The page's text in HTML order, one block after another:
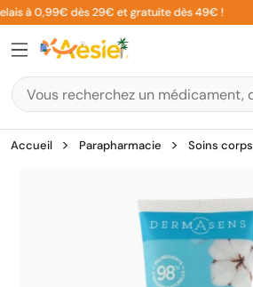
Aller
au
contenu
à 0,99€ dès 29€ et gratuite dès 49€ !
Accueil Parapharmacie Soins corps